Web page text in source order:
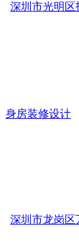
深圳市光明区
身房装修设计
深圳市龙岗区